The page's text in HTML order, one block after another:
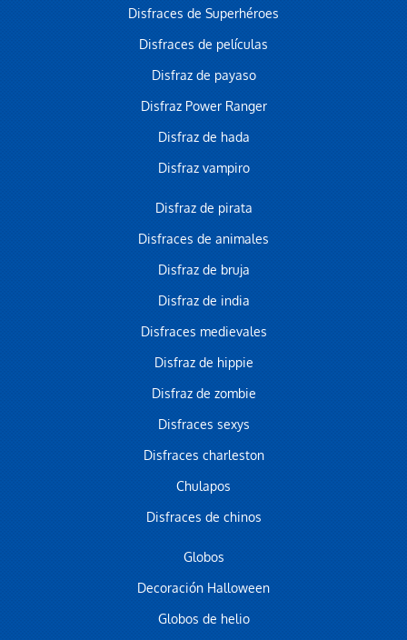
Disfraces de Superhéroes
Disfraces de películas
Disfraz de payaso
Disfraz Power Ranger
Disfraz de hada
Disfraz vampiro
Disfraz de pirata
Disfraces de animales
Disfraz de bruja
Disfraz de india
Disfraces medievales
Disfraz de hippie
Disfraz de zombie
Disfraces sexys
Disfraces charleston
Chulapos
Disfraces de chinos
Globos
Decoración Halloween
Globos de helio